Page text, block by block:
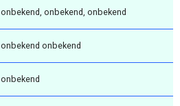
onbekend, onbekend, onbekend
onbekend onbekend
onbekend